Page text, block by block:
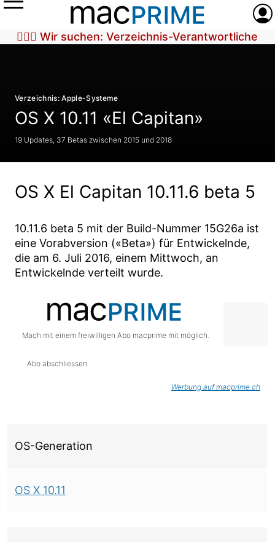
Menü
🕵🏼‍♀️ Wir suchen: Verzeichnis-Verantwortliche
Verzeichnis: Apple-Systeme
OS X 10.11 «El Capitan»
19 Updates, 37 Betas zwischen 2015 und 2018
OS X El Capitan 10.11.6 beta 5
10.11.6 beta 5 mit der Build-Nummer 15G26a ist
eine Vorabversion («Beta») für Entwickelnde,
die am 6. Juli 2016, einem Mittwoch, an
Entwickelnde verteilt wurde.
Mach mit einem freiwilligen Abo macprime mit möglich.
Abo abschliessen
Werbung auf macprime.ch
OS-Generation
OS X 10.11